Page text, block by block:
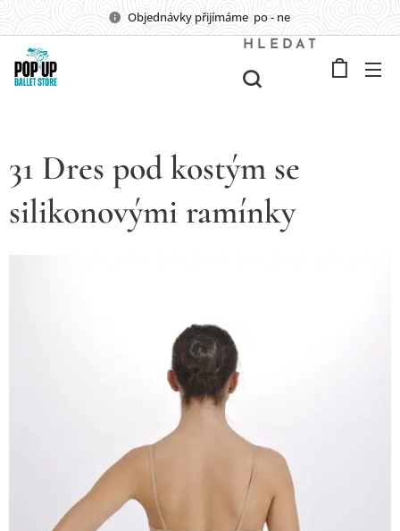
Objednávky přijímáme po - ne
HLEDAT
31 Dres pod kostým se
silikonovými ramínky